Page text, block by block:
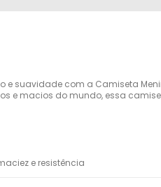
e suavidade com a Camiseta
e macios do mundo, essa
e resistência